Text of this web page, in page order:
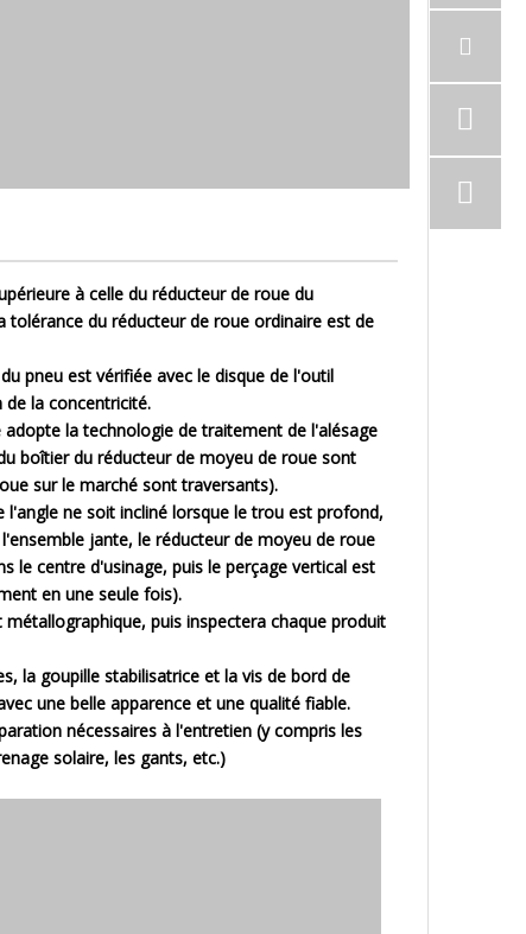
à celle du réducteur de roue du
tolérance du réducteur de roue ordinaire est de
pneu est vérifiée avec le disque de l'outil
la concentricité.
la technologie de traitement de l'alésage
boîtier du réducteur de moyeu de roue sont
sur le marché sont traversants).
ne soit incliné lorsque le trou est profond,
jante, le réducteur de moyeu de roue
le centre d'usinage, puis le perçage vertical est
en une seule fois).
puis inspectera chaque produit
la goupille stabilisatrice et la vis de bord de
une belle apparence et une qualité fiable.
nécessaires à l'entretien (y compris les
solaire, les gants, etc.)